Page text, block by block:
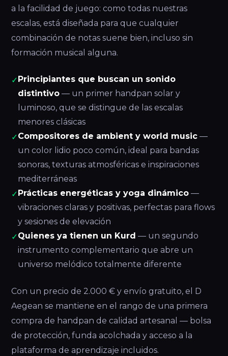
a la facilidad de juego: como todas nuestras
escalas, está diseñada para que cualquier
combinación de notas suene bien, incluso sin
formación musical alguna.
✓ Principiantes que buscan un sonido
distintivo — un primer handpan solar y
luminoso, que se distingue de las escalas
menores clásicas
✓Compositores de ambient y world music —
un color lidio poco común, ideal para bandas
sonoras, texturas atmosféricas e inspiraciones
mediterráneas
✓ Prácticas energéticas y yoga dinámico —
vibraciones claras y positivas, perfectas para flows
y sesiones de elevación
✓Quienes ya tienen un Kurd — un segundo
instrumento complementario que abre un
universo melódico totalmente diferente
Con un precio de 2.000 € y envío gratuito, el D
Aegean se mantiene en el rango de una primera
compra de handpan de calidad artesanal — bolsa
de protección, funda acolchada y acceso a la
plataforma de aprendizaje incluidos.